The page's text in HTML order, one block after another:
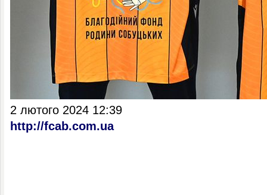
2 лютого 2024 12:39
http://fcab.com.ua